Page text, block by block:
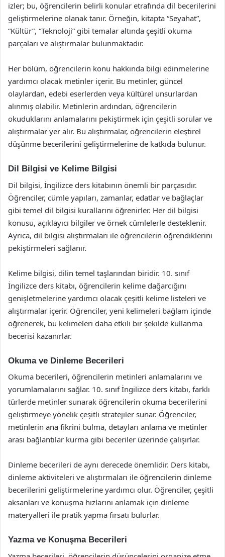
izler; bu, öğrencilerin belirli konular etrafında dil becerilerini
geliştirmelerine olanak tanır. Örneğin, kitapta “Seyahat”,
“Kültür”, “Teknoloji” gibi temalar altında çeşitli okuma
parçaları ve alıştırmalar bulunmaktadır.
Her bölüm, öğrencilerin konu hakkında bilgi edinmelerine
yardımcı olacak metinler içerir. Bu metinler, güncel
olaylardan, edebi eserlerden veya kültürel unsurlardan
alınmış olabilir. Metinlerin ardından, öğrencilerin
okuduklarını anlamalarını pekiştirmek için çeşitli sorular ve
alıştırmalar yer alır. Bu alıştırmalar, öğrencilerin eleştirel
düşünme becerilerini geliştirmelerine de katkıda bulunur.
Dil Bilgisi ve Kelime Bilgisi
Dil bilgisi, İngilizce ders kitabının önemli bir parçasıdır.
Öğrenciler, cümle yapıları, zamanlar, edatlar ve bağlaçlar
gibi temel dil bilgisi kurallarını öğrenirler. Her dil bilgisi
konusu, açıklayıcı bilgiler ve örnek cümlelerle desteklenir.
Ayrıca, dil bilgisi alıştırmaları ile öğrencilerin öğrendiklerini
pekiştirmeleri sağlanır.
Kelime bilgisi, dilin temel taşlarından biridir. 10. sınıf
İngilizce ders kitabı, öğrencilerin kelime dağarcığını
genişletmelerine yardımcı olacak çeşitli kelime listeleri ve
alıştırmalar içerir. Öğrenciler, yeni kelimeleri bağlam içinde
öğrenerek, bu kelimeleri daha etkili bir şekilde kullanma
becerisi kazanırlar.
Okuma ve Dinleme Becerileri
Okuma becerileri, öğrencilerin metinleri anlamalarını ve
yorumlamalarını sağlar. 10. sınıf İngilizce ders kitabı, farklı
türlerde metinler sunarak öğrencilerin okuma becerilerini
geliştirmeye yönelik çeşitli stratejiler sunar. Öğrenciler,
metinlerin ana fikrini bulma, detayları anlama ve metinler
arası bağlantılar kurma gibi beceriler üzerinde çalışırlar.
Dinleme becerileri de aynı derecede önemlidir. Ders kitabı,
dinleme aktiviteleri ve alıştırmaları ile öğrencilerin dinleme
becerilerini geliştirmelerine yardımcı olur. Öğrenciler, çeşitli
aksanları ve konuşma hızlarını anlamak için dinleme
materyalleri ile pratik yapma fırsatı bulurlar.
Yazma ve Konuşma Becerileri